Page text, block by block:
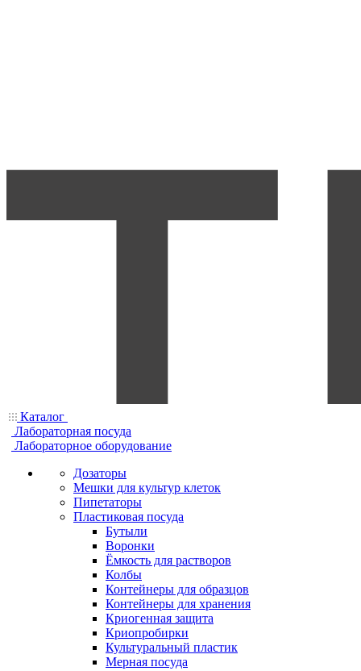
Каталог
Лабораторная посуда
Лабораторное оборудование
Дозаторы
Мешки для культур клеток
Пипетаторы
Пластиковая посуда
Бутыли
Воронки
Ёмкость для растворов
Колбы
Контейнеры для образцов
Контейнеры для хранения
Криогенная защита
Криопробирки
Культуральный пластик
Мерная посуда